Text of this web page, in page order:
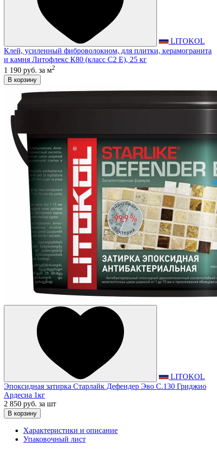
LITOKOL
Клей, усиленный фиброволокном, для плитки, керамогранита
и камня Литофлекс К80 (класс С2 E), 25 кг
1 190 руб. за м2
В корзину
LITOKOL
Эпоксидная затирка Старлайк Дефендер Эво С.130 Гриджио
Ардесиа 1кг
2 850 руб. за шт
В корзину
Характеристики и описание
Упаковочный лист